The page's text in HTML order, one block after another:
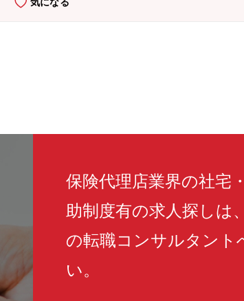
部長【同社のIT部門への想い】同社ではITを単なるコ
で再雇用あり【働き方】■平均残業時間：22.4時間
体価値からうまれるメディア事業や、テクノロジー
米国ハワイ州に拠点を置く再保険事業を展開。そし
、保険にかかわるあらゆる収益機会にアプローチし
保険代理店業界の社宅
助制度有の求人探しは
の転職コンサルタント
い。